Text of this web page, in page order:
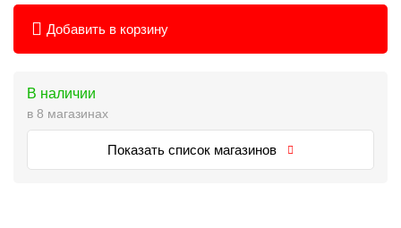
Добавить в корзину
В наличии
в 8 магазинах
Показать список магазинов